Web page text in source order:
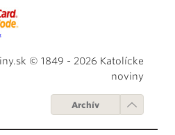
© 1849 - 2026 Katolícke
noviny
Archív